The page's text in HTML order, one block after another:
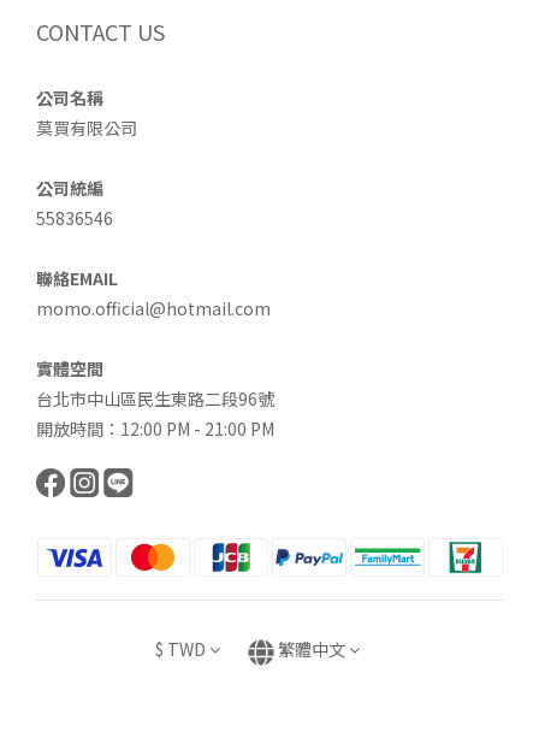
CONTACT US
公司名稱
莫買有限公司
公司統編
55836546
聯絡EMAIL
momo.official@hotmail.com
實體空間
台北市中山區民生東路二段96號
開放時間：12:00 PM - 21:00 PM
$ TWD 繁體中文